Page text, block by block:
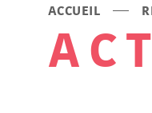
ACCUEIL